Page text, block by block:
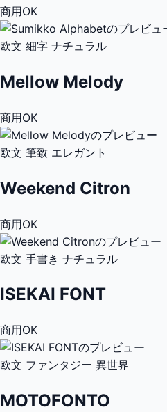
商用OK
欧文 細字 ナチュラル
Mellow Melody
商用OK
欧文 筆致 エレガント
Weekend Citron
商用OK
欧文 手書き ナチュラル
ISEKAI FONT
商用OK
欧文 ファンタジー 異世界
MOTOFONTO